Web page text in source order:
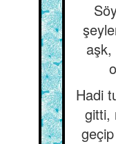
aşk,
Hadi
gitti,